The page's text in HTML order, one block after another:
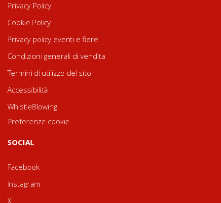
Privacy Policy
Cookie Policy
Privacy policy eventi e fiere
Condizioni generali di vendita
Termini di utilizzo del sito
Accessibilità
WhistleBlowing
Preferenze cookie
SOCIAL
Facebook
Instagram
X